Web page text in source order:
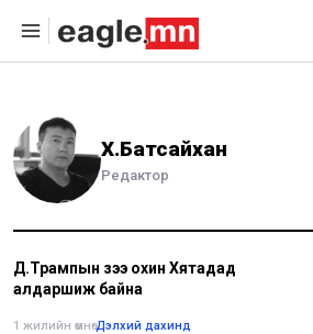
Х.Батсайхан
Редактор
Д.Трампын зээ охин Хятадад
алдаршиж байна
1 жилийн өмнө•Дэлхий дахинд